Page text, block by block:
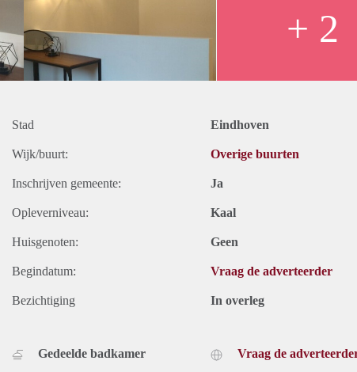
+ 2
Stad Eindhoven
Wijk/buurt: Overige buurten
Inschrijven gemeente: Ja
Opleverniveau: Kaal
Huisgenoten: Geen
Begindatum: Vraag de adverteerder
Bezichtiging In overleg
Gedeelde badkamer Vraag de